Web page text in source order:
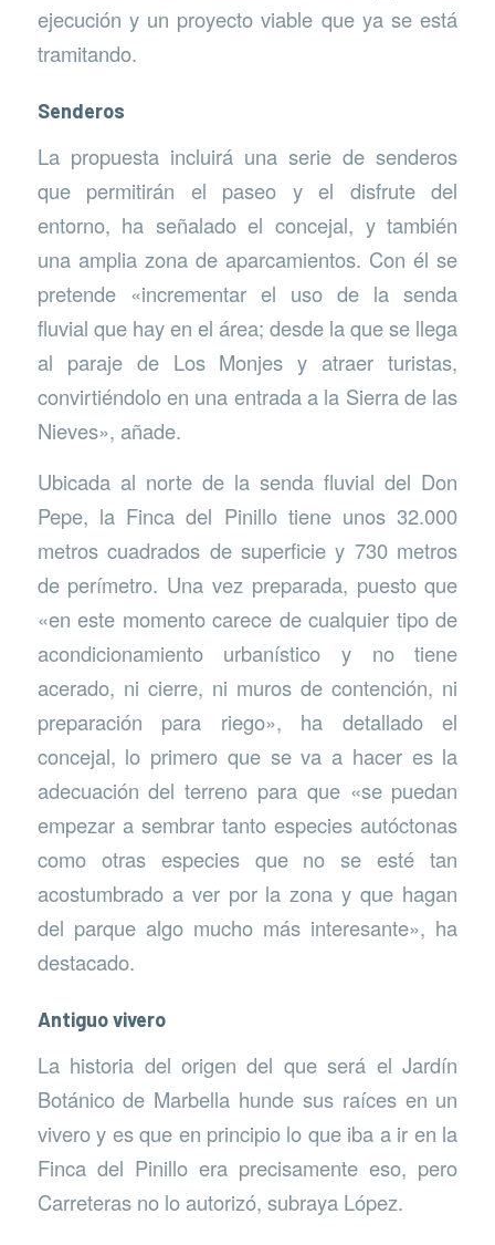
ejecución y un proyecto viable que ya se está
tramitando.
Senderos
La propuesta incluirá una serie de senderos
que permitirán el paseo y el disfrute del
entorno, ha señalado el concejal, y también
una amplia zona de aparcamientos. Con él se
pretende «incrementar el uso de la senda
fluvial que hay en el área; desde la que se llega
al paraje de Los Monjes y atraer turistas,
convirtiéndolo en una entrada a la Sierra de las
Nieves», añade.
Ubicada al norte de la senda fluvial del Don
Pepe, la Finca del Pinillo tiene unos 32.000
metros cuadrados de superficie y 730 metros
de perímetro. Una vez preparada, puesto que
«en este momento carece de cualquier tipo de
acondicionamiento urbanístico y no tiene
acerado, ni cierre, ni muros de contención, ni
preparación para riego», ha detallado el
concejal, lo primero que se va a hacer es la
adecuación del terreno para que «se puedan
empezar a sembrar tanto especies autóctonas
como otras especies que no se esté tan
acostumbrado a ver por la zona y que hagan
del parque algo mucho más interesante», ha
destacado.
Antiguo vivero
La historia del origen del que será el Jardín
Botánico de Marbella hunde sus raíces en un
vivero y es que en principio lo que iba a ir en la
Finca del Pinillo era precisamente eso, pero
Carreteras no lo autorizó, subraya López.